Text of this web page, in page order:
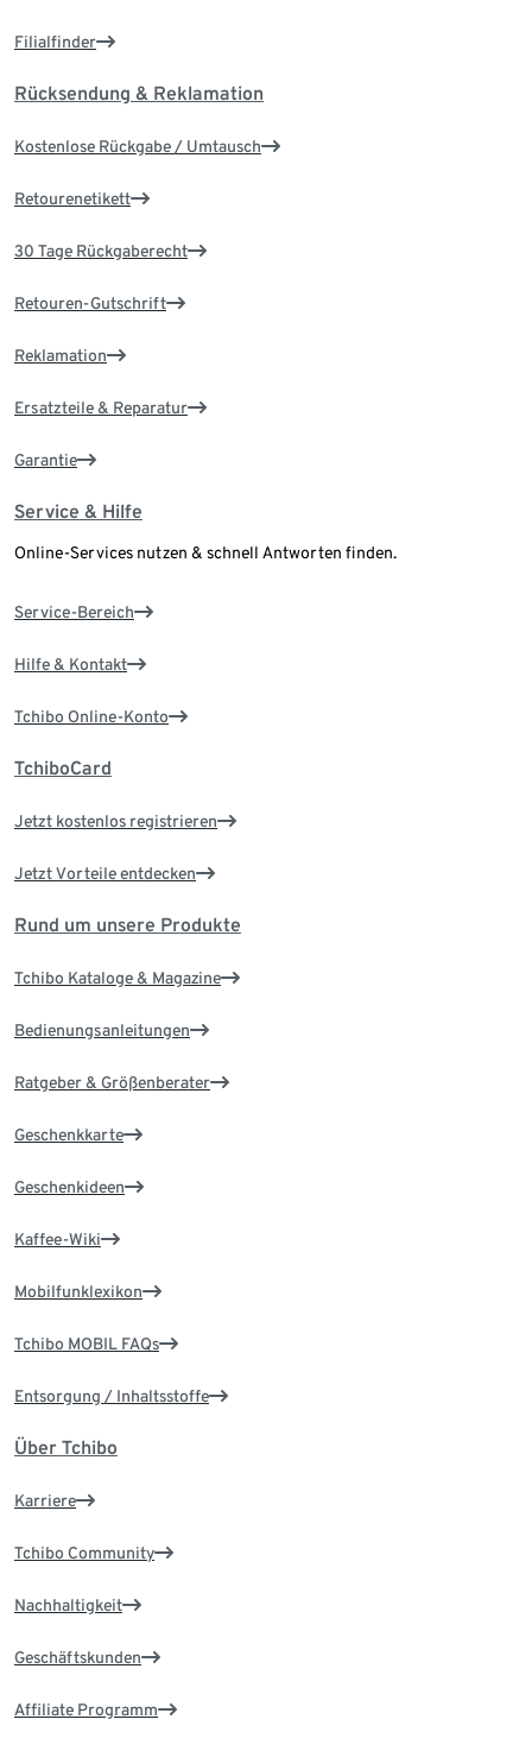
Filialfinder
Rücksendung & Reklamation
Kostenlose Rückgabe / Umtausch
Retourenetikett
30 Tage Rückgaberecht
Retouren-Gutschrift
Reklamation
Ersatzteile & Reparatur
Garantie
Service & Hilfe
Online-Services nutzen & schnell Antworten finden.
Service-Bereich
Hilfe & Kontakt
Tchibo Online-Konto
TchiboCard
Jetzt kostenlos registrieren
Jetzt Vorteile entdecken
Rund um unsere Produkte
Tchibo Kataloge & Magazine
Bedienungsanleitungen
Ratgeber & Größenberater
Geschenkkarte
Geschenkideen
Kaffee-Wiki
Mobilfunklexikon
Tchibo MOBIL FAQs
Entsorgung / Inhaltsstoffe
Über Tchibo
Karriere
Tchibo Community
Nachhaltigkeit
Geschäftskunden
Affiliate Programm